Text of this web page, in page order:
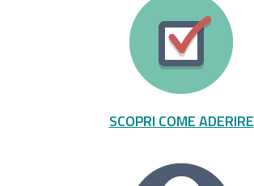
SCOPRI COME ADERIRE